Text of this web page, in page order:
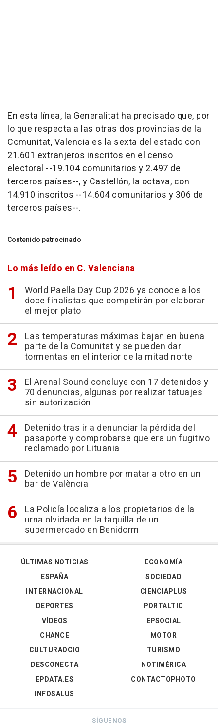
En esta línea, la Generalitat ha precisado que, por
lo que respecta a las otras dos provincias de la
Comunitat, Valencia es la sexta del estado con
21.601 extranjeros inscritos en el censo
electoral --19.104 comunitarios y 2.497 de
terceros países--, y Castellón, la octava, con
14.910 inscritos --14.604 comunitarios y 306 de
terceros países--.
Contenido patrocinado
Lo más leído en C. Valenciana
World Paella Day Cup 2026 ya conoce a los
doce finalistas que competirán por elaborar
el mejor plato
Las temperaturas máximas bajan en buena
parte de la Comunitat y se pueden dar
tormentas en el interior de la mitad norte
El Arenal Sound concluye con 17 detenidos y
70 denuncias, algunas por realizar tatuajes
sin autorización
Detenido tras ir a denunciar la pérdida del
pasaporte y comprobarse que era un fugitivo
reclamado por Lituania
Detenido un hombre por matar a otro en un
bar de València
La Policía localiza a los propietarios de la
urna olvidada en la taquilla de un
supermercado en Benidorm
ÚLTIMAS NOTICIAS
ESPAÑA
INTERNACIONAL
DEPORTES
VÍDEOS
ECONOMÍA
SOCIEDAD
CIENCIAPLUS
PORTALTIC
EPSOCIAL
CHANCE
CULTURAOCIO
DESCONECTA
EPDATA.ES
INFOSALUS
MOTOR
TURISMO
NOTIMÉRICA
CONTACTOPHOTO
SÍGUENOS